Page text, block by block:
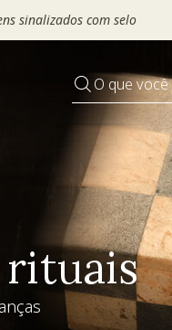
MOVEL30, TEXTIL30 OU
O que
rituais